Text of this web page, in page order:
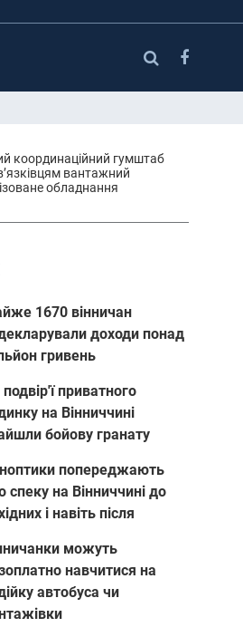
координаційний гумштаб
вантажний
обладнання
1670 вінничан
доходи понад
гривень
приватного
на Вінниччині
бойову гранату
попереджають
спеку на Вінниччині до
і навіть після
можуть
навчитися на
автобуса чи